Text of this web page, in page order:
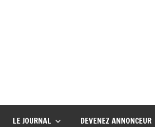
LE JOURNAL DEVENEZ ANNONCEUR